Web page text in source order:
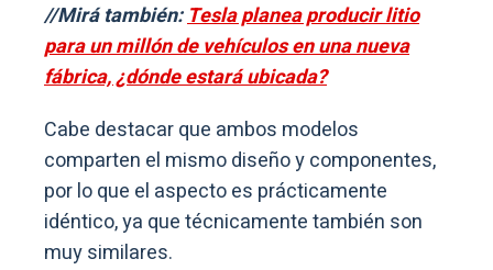
//Mirá también:Tesla planea producir litio
para un millón de vehículos en una nueva
fábrica, ¿dónde estará ubicada?
Cabe destacar que ambos modelos
comparten el mismo diseño y componentes,
por lo que el aspecto es prácticamente
idéntico, ya que técnicamente también son
muy similares.